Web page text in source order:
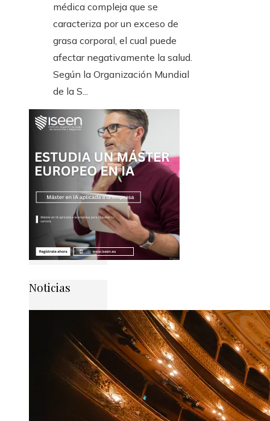
médica compleja que se
caracteriza por un exceso de
grasa corporal, el cual puede
afectar negativamente la salud.
Según la Organización Mundial
de la S...
Noticias